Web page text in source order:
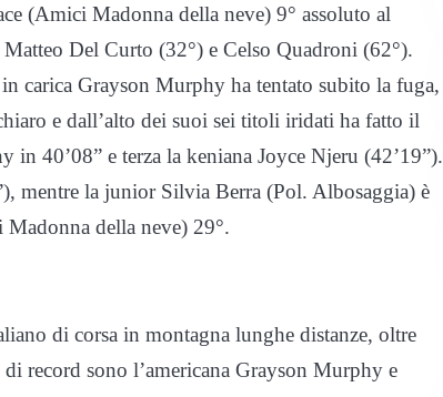
(Amici Madonna della neve) 9° assoluto al
Del Curto (32°) e Celso Quadroni (62°).
carica Grayson Murphy ha tentato subito la fuga,
e dall’alto dei suoi sei titoli iridati ha fatto il
40’08” e terza la keniana Joyce Njeru (42’19”).
mentre la junior Silvia Berra (Pol. Albosaggia) è
Madonna della neve) 29°.
di corsa in montagna lunghe distanze, oltre
record sono l’americana Grayson Murphy e